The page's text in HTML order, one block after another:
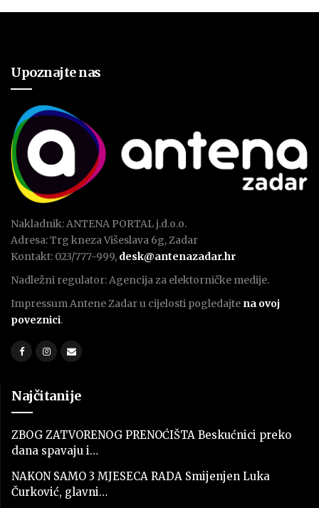
Upoznajte nas
Nakladnik: ANTENA PORTAL j.d.o.o.
Adresa: Trg kneza Višeslava 6g, Zadar
Kontakt: 023/777-999, desk@antenazadar.hr
Nadležni regulator: Agencija za elektorničke medije.
Impressum Antene Zadar u cijelosti pogledajte na ovoj
poveznici.
Najčitanije
ZBOG ZATVORENOG PRENOĆIŠTA Beskućnici preko
dana spavaju i…
NAKON SAMO 3 MJESECA RADA Smijenjen Luka
Čurković, glavni…